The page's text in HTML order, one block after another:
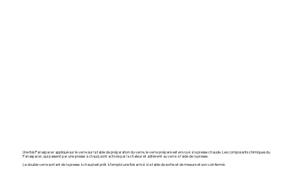
Une fois Panaspacer appliqué sur le verre sur la table de préparation du verre, le verre préparé est envoyé à la presse chaude. Les composants chimiques du
Panaspacer, qui passent par une presse à chaud, sont activés par la chaleur et adhèrent au verre à l'aide de la presse.
Le double verre sortant de la presse à chaud est prêt à l'emploi une fois arrivé à la table de sortie et de mesure et son coin fermé.